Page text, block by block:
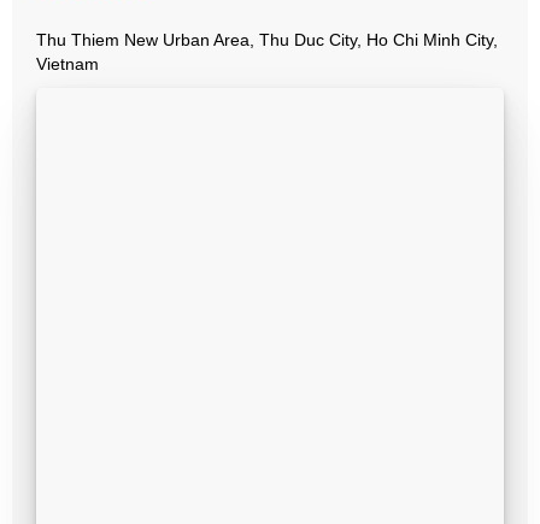
Thu Thiem New Urban Area, Thu Duc City, Ho Chi Minh City,
Vietnam